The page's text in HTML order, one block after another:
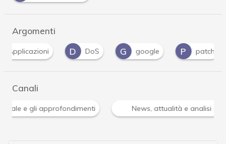
Argomenti
D
DoS G google P patch V
Canali
Attacchi hacker e Malware: le ultime news in tempo